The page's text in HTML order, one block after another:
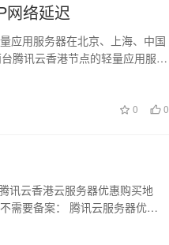
网络延迟
应用服务器在北京、上海、中国
腾讯云香港节点的轻量应用服务
0 0
讯云香港云服务器优惠购买地
需要备案： 腾讯云服务器优惠